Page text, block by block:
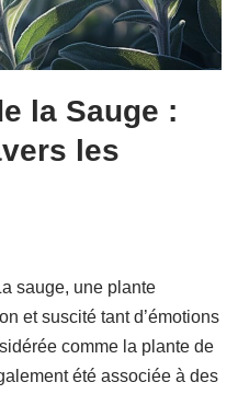
la Sauge :
les
sauge, une plante
et suscité tant d’émotions
comme la plante de
été associée à des